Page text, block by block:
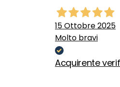
15 Ottobre 2025
Molto bravi
Acquirente